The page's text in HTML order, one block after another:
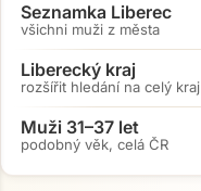
Seznamka Liberec
všichni muži z města
Liberecký kraj
rozšířit hledání na celý kraj
Muži 31–37 let
podobný věk, celá ČR